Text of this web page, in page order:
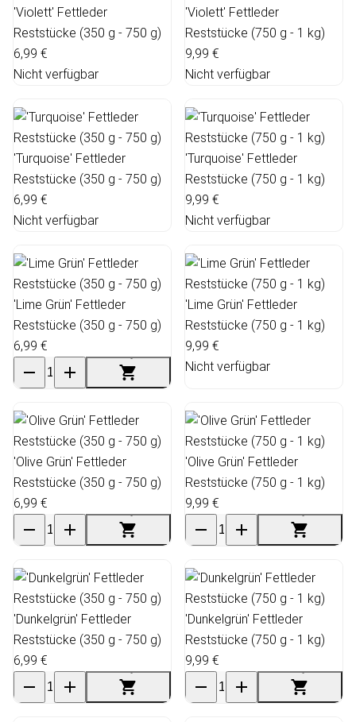
'Violett' Fettleder
Reststücke (350 g - 750 g)
6,99 €
Nicht verfügbar
'Violett' Fettleder
Reststücke (750 g - 1 kg)
9,99 €
Nicht verfügbar
'Turquoise' Fettleder
Reststücke (350 g - 750 g)
6,99 €
Nicht verfügbar
'Turquoise' Fettleder
Reststücke (750 g - 1 kg)
9,99 €
Nicht verfügbar
'Lime Grün' Fettleder
Reststücke (350 g - 750 g)
6,99 €
'Lime Grün' Fettleder
Reststücke (750 g - 1 kg)
9,99 €
Nicht verfügbar
'Olive Grün' Fettleder
Reststücke (350 g - 750 g)
6,99 €
'Olive Grün' Fettleder
Reststücke (750 g - 1 kg)
9,99 €
'Dunkelgrün' Fettleder
Reststücke (350 g - 750 g)
6,99 €
'Dunkelgrün' Fettleder
Reststücke (750 g - 1 kg)
9,99 €